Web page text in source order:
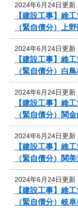
2024年6月24日更新
【建設工事】維
（緊自債分）上
2024年6月24日更新
【建設工事】維
（緊自債分）白
2024年6月24日更新
【建設工事】維
（緊自債分）関
2024年6月24日更新
【建設工事】維
（緊自債分）関
2024年6月24日更新
【建設工事】維
（緊自債分）岐